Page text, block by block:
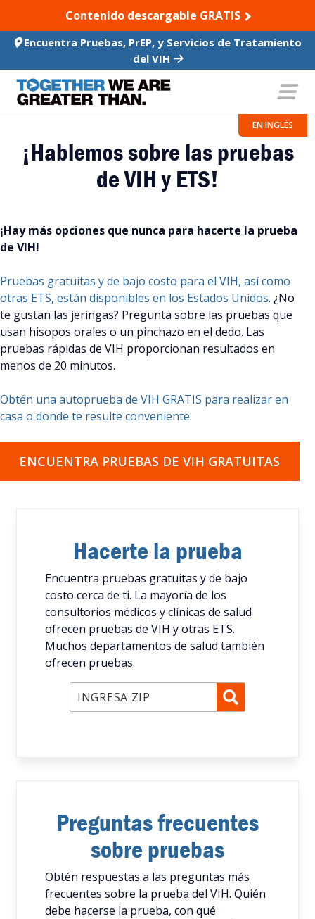
TO CONTENTContenido descargable GRATIS
Encuentra Pruebas, PrEP, y Servicios de Tratamiento
del VIH
EN INGLÉS
¡Hablemos sobre las pruebas
de VIH y ETS!
¡Hay más opciones que nunca para hacerte la prueba
de VIH!
Pruebas gratuitas y de bajo costo para el VIH, así como
otras ETS, están disponibles en los Estados Unidos. ¿No
te gustan las jeringas? Pregunta sobre las pruebas que
usan hisopos orales o un pinchazo en el dedo. Las
pruebas rápidas de VIH proporcionan resultados en
menos de 20 minutos.
Obtén una autoprueba de VIH GRATIS para realizar en
casa o donde te resulte conveniente.
ENCUENTRA PRUEBAS DE VIH GRATUITAS
Hacerte la prueba
Encuentra pruebas gratuitas y de bajo
costo cerca de ti. La mayoría de los
consultorios médicos y clínicas de salud
ofrecen pruebas de VIH y otras ETS.
Muchos departamentos de salud también
ofrecen pruebas.
INGRESA ZIP
Preguntas frecuentes
sobre pruebas
Obtén respuestas a las preguntas más
frecuentes sobre la prueba del VIH. Quién
debe hacerse la prueba, con qué